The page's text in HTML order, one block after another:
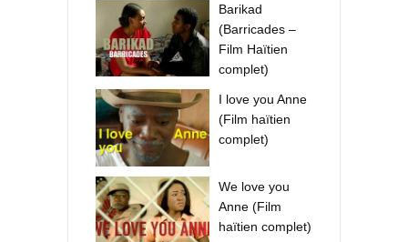
Barikad
(Barricades –
Film Haïtien
complet)
I love you Anne
(Film haïtien
complet)
We love you
Anne (Film
haïtien complet)